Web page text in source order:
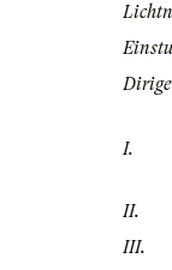
I.
II.
III.